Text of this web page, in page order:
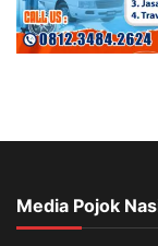
Media Pojok